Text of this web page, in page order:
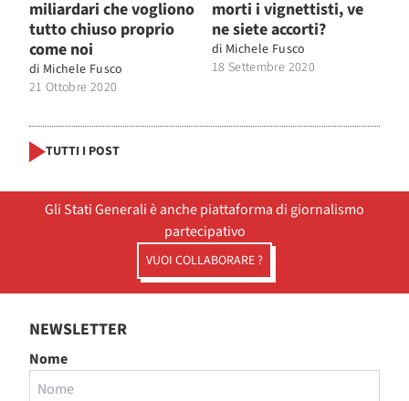
miliardari che vogliono
tutto chiuso proprio
come noi
di Michele Fusco
21 Ottobre 2020
morti i vignettisti, ve
ne siete accorti?
di Michele Fusco
18 Settembre 2020
TUTTI I POST
Gli Stati Generali è anche piattaforma di giornalismo
partecipativo
VUOI COLLABORARE ?
NEWSLETTER
Nome